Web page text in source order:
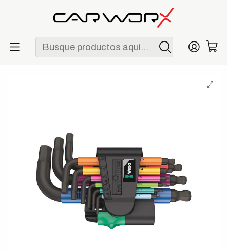
ENVÍO GRATIS POR COMPRAS MAYORES A S/ 250
Wera 950/9 Hex-Plus Multicolour 2 Juego de Llaves Allen
Métricas 9 Piezas